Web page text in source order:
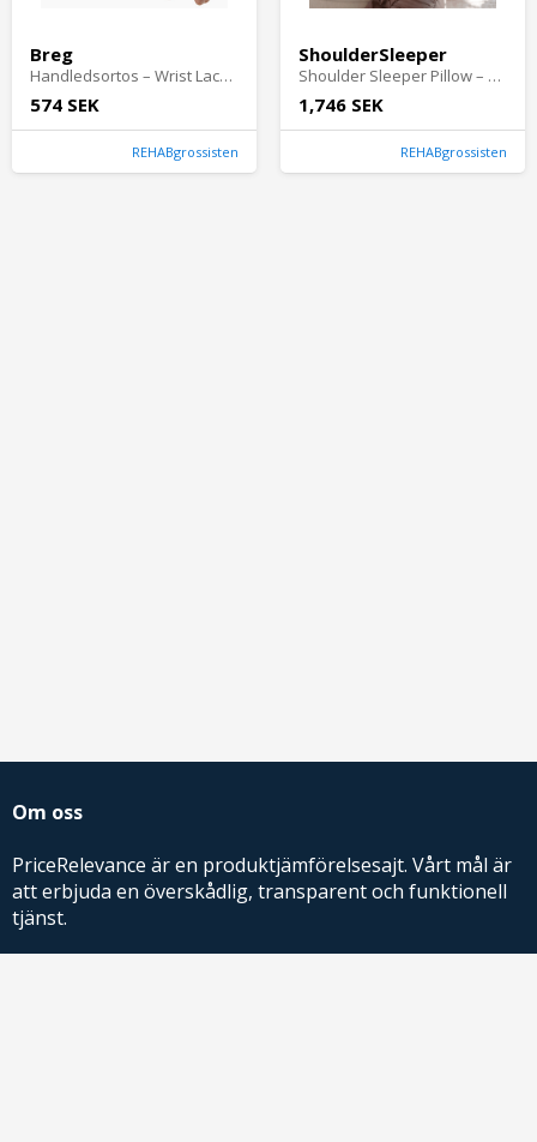
Breg
Handledsortos – Wrist Lacer m. tumstöd | Stabiliserar handled och tumme vid smärta, artros och skada. För arbete, vardag, träning och rehabilitering.
574 SEK
REHABgrossisten
ShoulderSleeper
Shoulder Sleeper Pillow – Ergonomisk axelkudde för avlastad sömn
1,746 SEK
REHABgrossisten
Om oss
PriceRelevance är en produktjämförelsesajt. Vårt mål är
att erbjuda en överskådlig, transparent och funktionell
tjänst.
PriceRelevance ägs och drivs av AdRelevance Sverige AB.